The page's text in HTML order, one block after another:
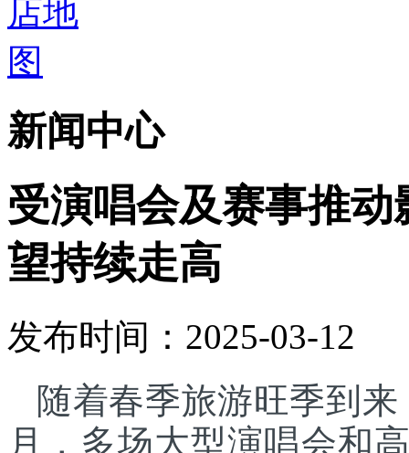
新闻中心
受演唱会及赛事推
望持续走高
发布时间：2025-03-12
随着春季旅游旺季到
月，多场大型演唱会和